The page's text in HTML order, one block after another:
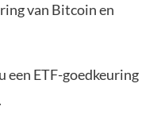
van Bitcoin en
een ETF-goedkeuring